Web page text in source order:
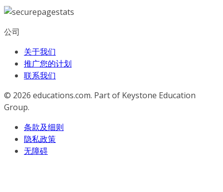
公司
关于我们
推广您的计划
联系我们
© 2026 educations.com. Part of Keystone Education
Group.
条款及细则
隐私政策
无障碍